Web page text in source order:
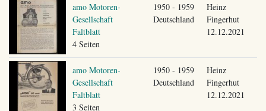
amo Motoren-
Gesellschaft
Faltblatt
4 Seiten
1950 - 1959
Deutschland
Heinz
Fingerhut
12.12.2021
amo Motoren-
Gesellschaft
Faltblatt
3 Seiten
1950 - 1959
Deutschland
Heinz
Fingerhut
12.12.2021